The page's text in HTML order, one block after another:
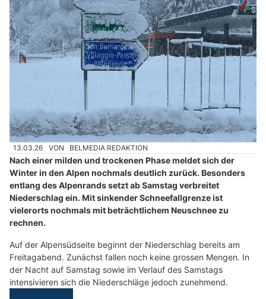
13.03.26 VON BELMEDIA REDAKTION
Nach einer milden und trockenen Phase meldet sich der
Winter in den Alpen nochmals deutlich zurück. Besonders
entlang des Alpenrands setzt ab Samstag verbreitet
Niederschlag ein. Mit sinkender Schneefallgrenze ist
vielerorts nochmals mit beträchtlichem Neuschnee zu
rechnen.
Auf der Alpensüdseite beginnt der Niederschlag bereits am
Freitagabend. Zunächst fallen noch keine grossen Mengen. In
der Nacht auf Samstag sowie im Verlauf des Samstags
intensivieren sich die Niederschläge jedoch zunehmend.